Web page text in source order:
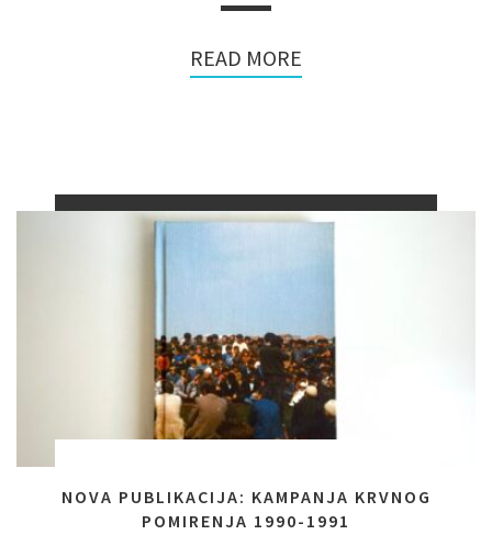
READ MORE
NOVA PUBLIKACIJA: KAMPANJA KRVNOG
POMIRENJA 1990-1991